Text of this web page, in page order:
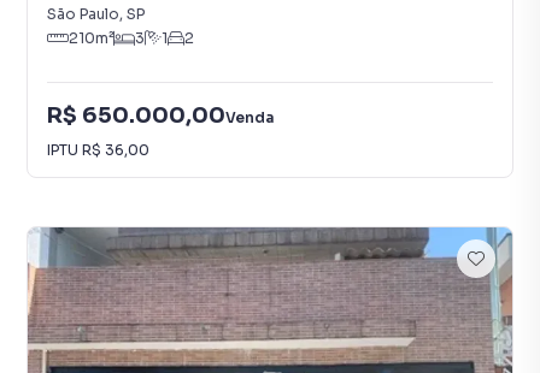
São Paulo, SP
210m² 3 1 2
R$ 650.000,00Venda
IPTU R$ 36,00